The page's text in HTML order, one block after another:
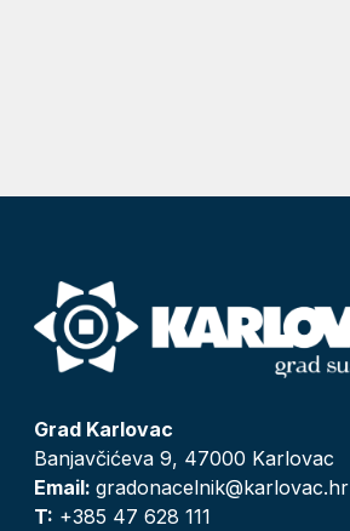
Grad Karlovac
Banjavčićeva 9, 47000 Karlovac
Email: gradonacelnik@karlovac.hr
T: +385 47 628 111